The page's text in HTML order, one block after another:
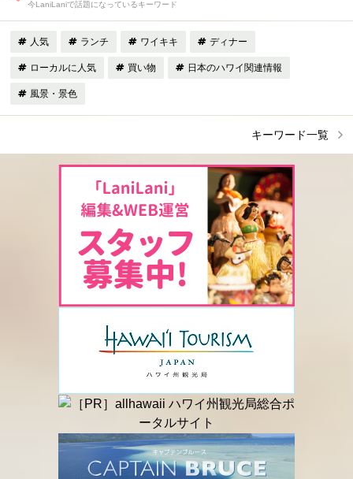
今LaniLaniで話題になっているキーワード
人気 ランチ ワイキキ ディナー
ローカルに人気 買い物 日本のハワイ関連情報
風景・景色
キーワード一覧